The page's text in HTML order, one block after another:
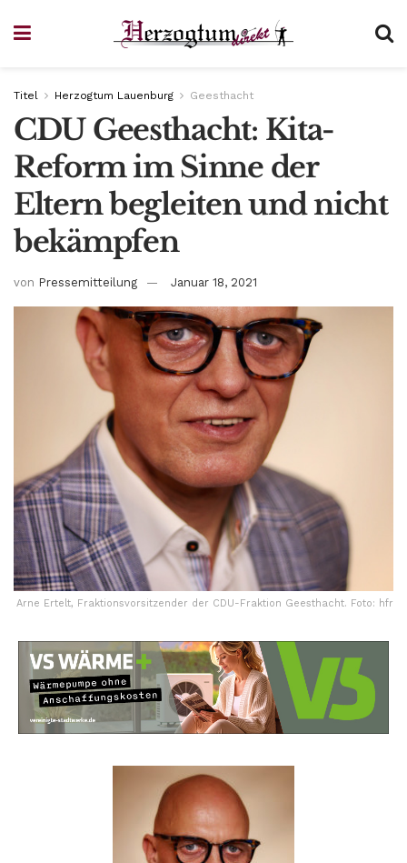
Titel Herzogtum Lauenburg Geesthacht
CDU Geesthacht: Kita-
Reform im Sinne der
Eltern begleiten und nicht
bekämpfen
von Pressemitteilung Januar 18, 2021
Arne Ertelt, Fraktionsvorsitzender der CDU-Fraktion Geesthacht. Foto: hfr